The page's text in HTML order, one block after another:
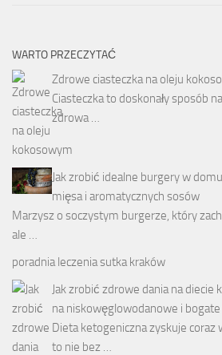
WARTO PRZECZYTAĆ
Zdrowe ciasteczka na oleju
Ciasteczka to doskonały sposób
zdrowa …
Jak zrobić idealne burgery w
mięsa i aromatycznych sosów
Marzysz o soczystym burgerze, który
ale …
poradnia leczenia sutka kraków
Jak zrobić zdrowe dania na diecie
na niskowęglowodanowe i bogate
Dieta ketogeniczna zyskuje coraz
to nie bez …